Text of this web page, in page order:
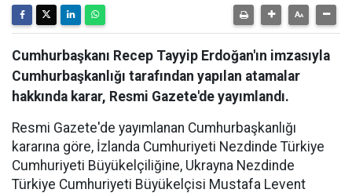
Cumhurbaşkanı Recep Tayyip Erdoğan'ın imzasıyla
Cumhurbaşkanlığı tarafından yapılan atamalar
hakkında karar, Resmi Gazete'de yayımlandı.
Resmi Gazete'de yayımlanan Cumhurbaşkanlığı
kararına göre, İzlanda Cumhuriyeti Nezdinde Türkiye
Cumhuriyeti Büyükelçiliğine, Ukrayna Nezdinde
Türkiye Cumhuriyeti Büyükelçisi Mustafa Levent